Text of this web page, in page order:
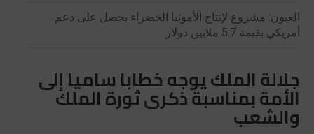
العيون: مشروع لإنتاج الأمونيا الخضراء يحصل على دعم
أمريكي بقيمة 5.7 ملايين دولار
جلالة الملك يوجه خطابا ساميا إلى
الأمة بمناسبة ذكرى ثورة الملك
والشعب